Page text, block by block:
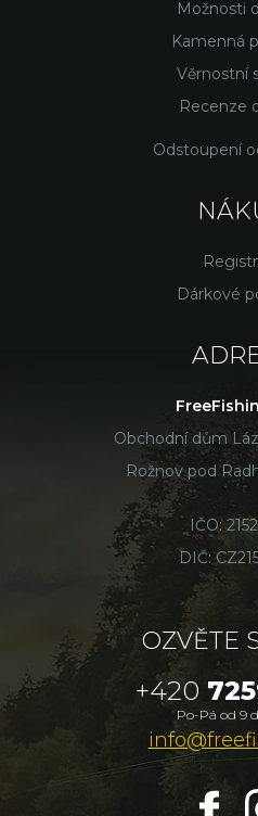
Možnosti
Kamenná
Věrnostní
Recenze
Odstoupení
Dárkové
Obchodní dům
Rožnov pod
IČO:
DIČ:
OZVĚTE
+420
Po-Pá od 9